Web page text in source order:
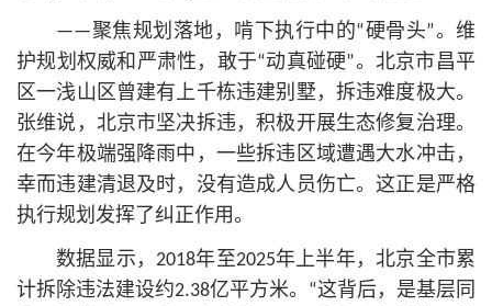
——聚焦规划落地，啃下执行中的“硬骨头”。维
护规划权威和严肃性，敢于“动真碰硬”。北京市昌平
区一浅山区曾建有上千栋违建别墅，拆违难度极大。
张维说，北京市坚决拆违，积极开展生态修复治理。
在今年极端强降雨中，一些拆违区域遭遇大水冲击，
幸而违建清退及时，没有造成人员伤亡。这正是严格
执行规划发挥了纠正作用。
数据显示，2018年至2025年上半年，北京全市累
计拆除违法建设约2.38亿平方米。“这背后，是基层同